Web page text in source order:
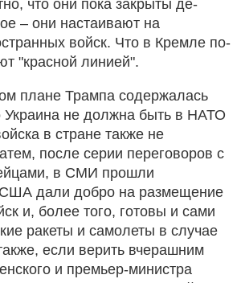
что они пока закрыты де-
– они настаивают на
войск. Что в Кремле по-
"красной линией".
плане Трампа содержалась
Украина не должна быть в НАТО
в стране также не
после серии переговоров с
в СМИ прошли
дали добро на размещение
и, более того, готовы и сами
ракеты и самолеты в случае
если верить вчерашним
и премьер-министра